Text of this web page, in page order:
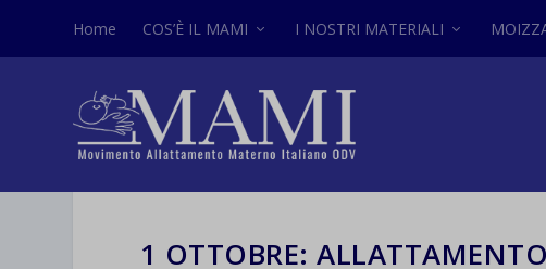
Home COS’È IL MAMI I NOSTRI MATERIALI
1 OTTOBRE: